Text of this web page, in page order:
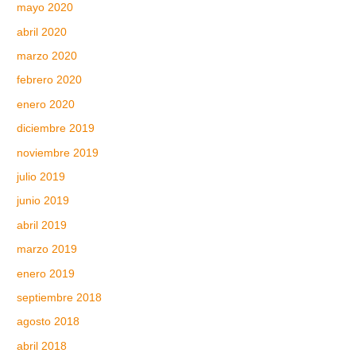
mayo 2020
abril 2020
marzo 2020
febrero 2020
enero 2020
diciembre 2019
noviembre 2019
julio 2019
junio 2019
abril 2019
marzo 2019
enero 2019
septiembre 2018
agosto 2018
abril 2018